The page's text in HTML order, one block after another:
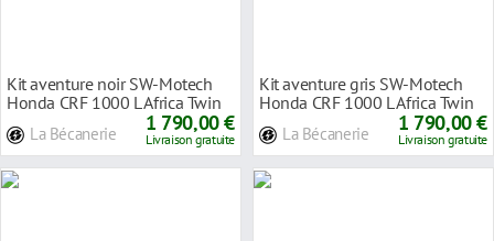
Kit aventure noir SW-Motech
Honda CRF 1000 L Africa Twin
La Bécanerie 1 790,00 €
Livraison gratuite
Kit aventure gris SW-Motech
Honda CRF 1000 L Africa Twin
La Bécanerie 1 790,00 €
Livraison gratuite